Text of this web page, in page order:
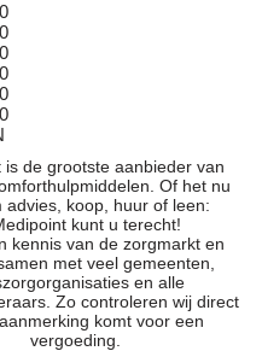
is de grootste aanbieder van
Of het nu
advies, koop, huur of leen:
kunt u terecht!
kennis van de zorgmarkt en
met veel gemeenten,
en alle
Zo controleren wij direct
komt voor een
vergoeding.